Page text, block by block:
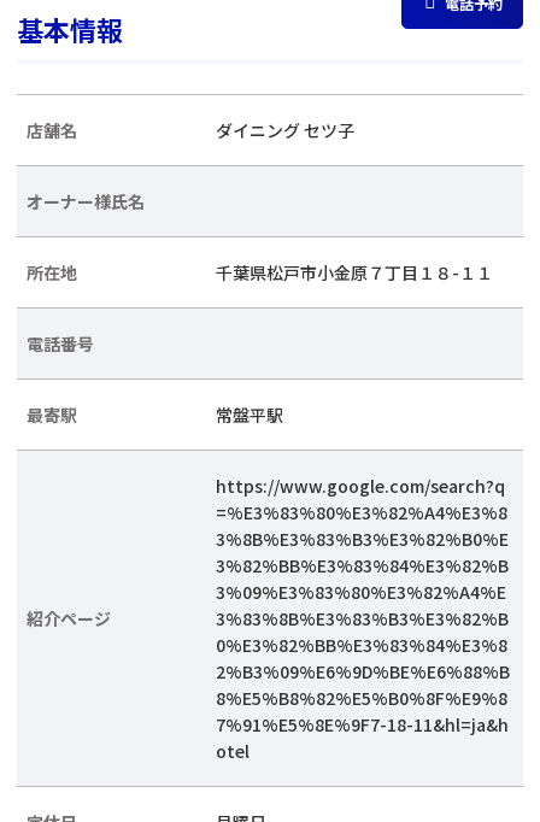
基本情報
店舗名 ダイニング セツ子
オーナー様氏名
所在地 千葉県松戸市小金原７丁目１８-１１
電話番号
最寄駅 常盤平駅
紹介ページ
https://www.google.com/search?q
=%E3%83%80%E3%82%A4%E3%8
3%8B%E3%83%B3%E3%82%B0%E
3%82%BB%E3%83%84%E3%82%B
3%09%E3%83%80%E3%82%A4%E
3%83%8B%E3%83%B3%E3%82%B
0%E3%82%BB%E3%83%84%E3%8
2%B3%09%E6%9D%BE%E6%88%B
8%E5%B8%82%E5%B0%8F%E9%8
7%91%E5%8E%9F7-18-11&hl=ja&h
otel